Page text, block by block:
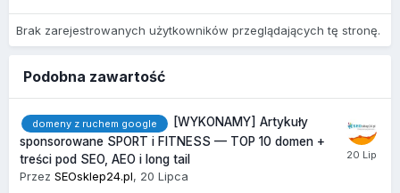
Brak zarejestrowanych użytkowników przeglądających tę stronę.
Podobna zawartość
domeny z ruchem google
[WYKONAMY] Artykuły
sponsorowane SPORT i FITNESS — TOP 10 domen +
treści pod SEO, AEO i long tail
Przez SEOsklep24.pl, 20 Lipca